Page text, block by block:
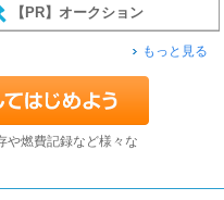
【PR】オークション
もっと見る
や燃費記録など様々な